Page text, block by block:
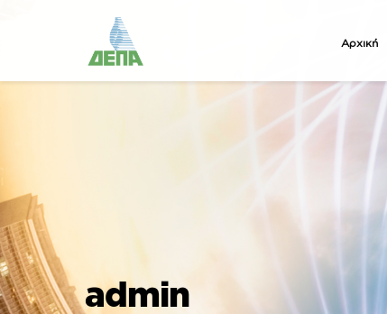
Αρχική
admin